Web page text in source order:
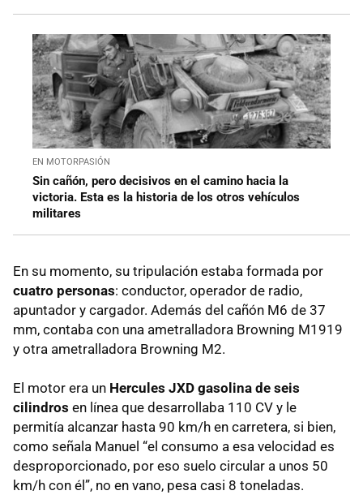
EN MOTORPASIÓN
Sin cañón, pero decisivos en el camino hacia la
victoria. Esta es la historia de los otros vehículos
militares
En su momento, su tripulación estaba formada por
cuatro personas: conductor, operador de radio,
apuntador y cargador. Además del cañón M6 de 37
mm, contaba con una ametralladora Browning M1919
y otra ametralladora Browning M2.
El motor era un Hercules JXD gasolina de seis
cilindros en línea que desarrollaba 110 CV y le
permitía alcanzar hasta 90 km/h en carretera, si bien,
como señala Manuel “el consumo a esa velocidad es
desproporcionado, por eso suelo circular a unos 50
km/h con él”, no en vano, pesa casi 8 toneladas.